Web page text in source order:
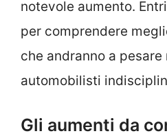
notevole aumento.
per comprendere
che andranno a
automobilisti
Gli aumenti da